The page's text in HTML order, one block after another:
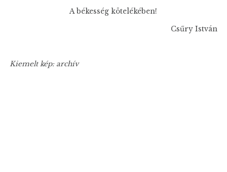
A békesség kötelékében!
Csűry István
Kiemelt kép: archív